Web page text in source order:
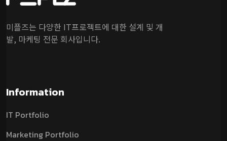
미플즈는 다양한 IT프로젝트에 대한 설계 및 개
발, 마케팅 전문 회사입니다.
Information
IT Portfolio
Marketing Portfolio